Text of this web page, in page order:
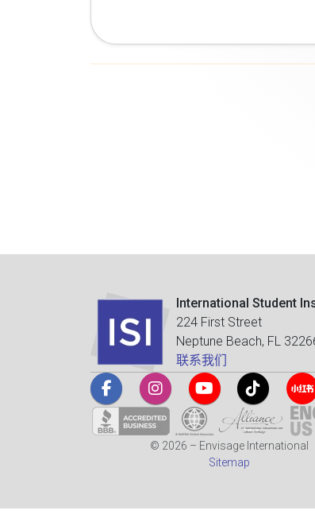
International Student
224 First Street
Neptune Beach, FL
联系我们
© 2026 – Envisage International
Sitemap